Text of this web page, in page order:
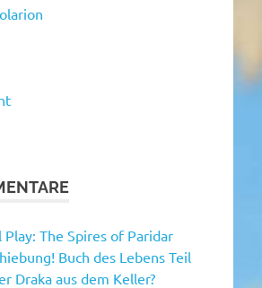
Play: The Spires of Paridar
Buch des Lebens Teil
Draka aus dem Keller?